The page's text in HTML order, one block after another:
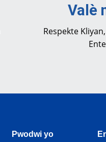
Valè
Respekte
Pwodwi yo